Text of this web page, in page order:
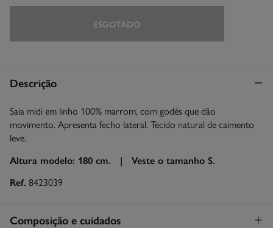
ESGOTADO
Descrição
Saia midi em linho 100% marrom, com godés que dão
movimento. Apresenta fecho lateral. Tecido natural de caimento
leve.
Altura modelo: 180 cm. | Veste o tamanho S.
Ref. 8423039
Composição e cuidados